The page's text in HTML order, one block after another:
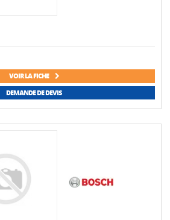
VOIR LA FICHE
DEMANDE DE DEVIS